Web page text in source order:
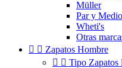
Müller
Par y Medio
Wheti's
Otras
  Zapatos Hombre
  Tipo Zapatos